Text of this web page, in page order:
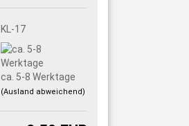
KL-17
ca. 5-8 Werktage
(Ausland abweichend)